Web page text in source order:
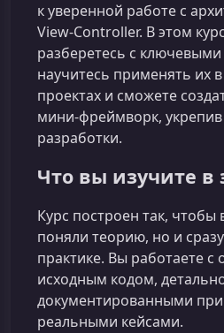
к уверенной работе с
View-Controller. В этом
разберетесь с
научитесь применять их
проектах и сможете
мини-фреймворк,
разработки.
Что вы изучите в
Курс построен так, чтобы
поняли теорию, но и
практике. Вы работаете с
исходным кодом,
документированными
реальными кейсами.